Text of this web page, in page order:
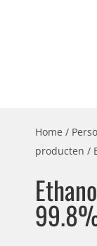
Home /
producten /